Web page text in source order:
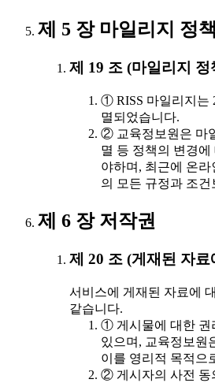
제 5 장 마일리지 정책
제 19 조 (마일리지 정
① RISS 마일리지는
멸되었습니다.
② 교육정보원은 마
멸 등 정책의 변경
야하며, 최근에 온
의 모든 규정과 조
제 6 장 저작권
제 20 조 (게재된 자
서비스에 게재된 자료에
같습니다.
① 게시물에 대한 권
있으며, 교육정보원
이를 영리적 목적으
② 게시자의 사전 동